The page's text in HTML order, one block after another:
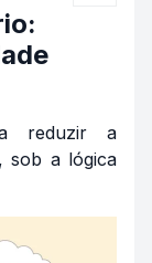
a reduzir a
sob a lógica